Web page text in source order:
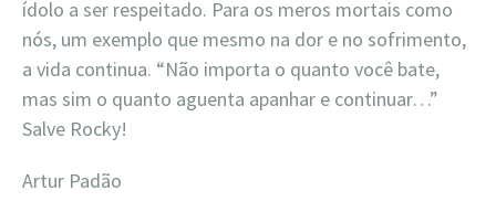
ídolo a ser respeitado. Para os meros mortais como
nós, um exemplo que mesmo na dor e no sofrimento,
a vida continua. “Não importa o quanto você bate,
mas sim o quanto aguenta apanhar e continuar…”
Salve Rocky!
Artur Padão